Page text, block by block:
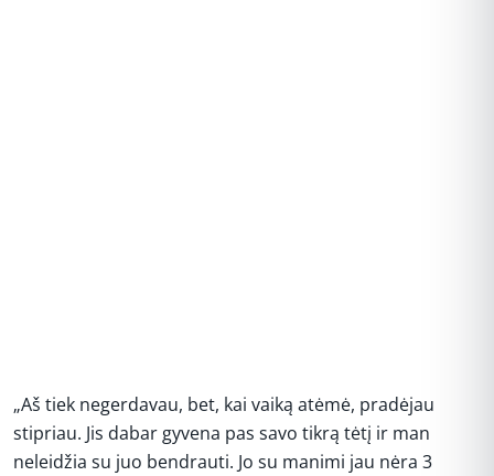
„Aš tiek negerdavau, bet, kai vaiką atėmė, pradėjau
stipriau. Jis dabar gyvena pas savo tikrą tėtį ir man
neleidžia su juo bendrauti. Jo su manimi jau nėra 3